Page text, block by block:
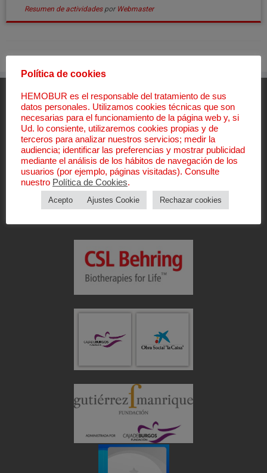
Resumen de actividades por Webmaster
Aviso Legal
Política de Privacidad
Política de Cookies
Canal de denuncias
Política Sistema Interno Información
Procedimiento Sistema Interno Información
Colabora
Política de cookies
HEMOBUR es el responsable del tratamiento de sus
datos personales. Utilizamos cookies técnicas que son
necesarias para el funcionamiento de la página web y, si
Ud. lo consiente, utilizaremos cookies propias y de
terceros para analizar nuestros servicios; medir la
audiencia; identificar las preferencias y mostrar publicidad
mediante el análisis de los hábitos de navegación de los
usuarios (por ejemplo, páginas visitadas). Consulte
nuestro Política de Cookies.
Acepto Ajustes Cookie Rechazar cookies